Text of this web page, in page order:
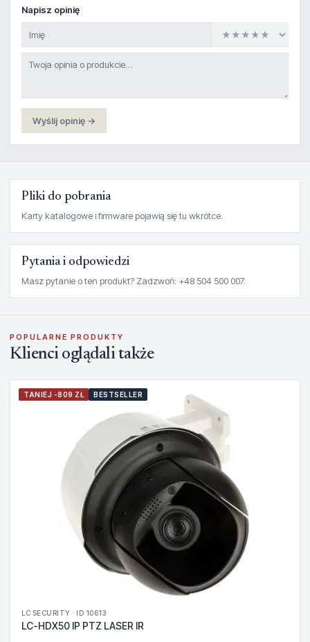
Napisz opinię
Wyślij opinię →
Pliki do pobrania
Karty katalogowe i firmware pojawią się tu wkrótce.
Pytania i odpowiedzi
Masz pytanie o ten produkt? Zadzwoń: +48 504 500 007.
POPULARNE PRODUKTY
Klienci oglądali także
TANIEJ -809 ZŁ BESTSELLER
LC SECURITY · ID 10613
LC-HDX50 IP PTZ LASER IR